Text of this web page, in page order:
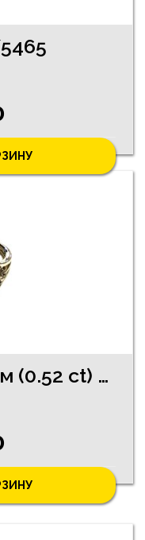
Кольцо с сапфиром (0.52 ct) 274/3065